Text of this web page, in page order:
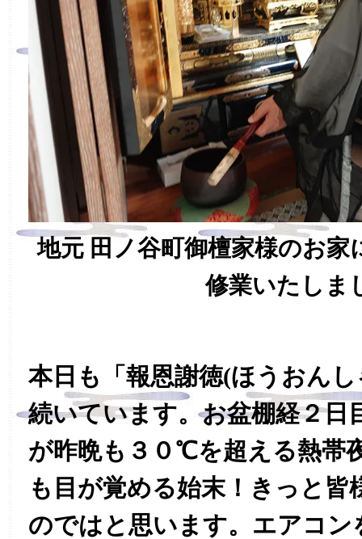
地元 田ノ谷町御檀家様のお
修業いたしま
本日も「報恩謝徳(ほうおん
続いています。お盆棚経２日
が昨晩も３０℃を超える熱帯
も目が覚める始末！きっと皆
のではと思います。エアコン